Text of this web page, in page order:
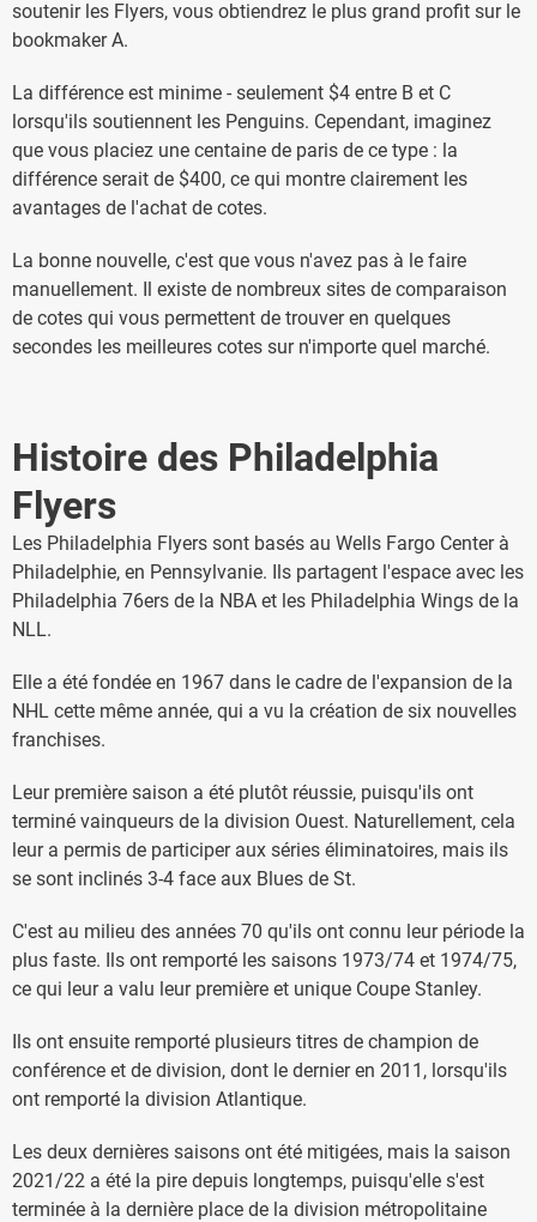
soutenir les Flyers, vous obtiendrez le plus grand profit sur le
bookmaker A.
La différence est minime - seulement $4 entre B et C
lorsqu'ils soutiennent les Penguins. Cependant, imaginez
que vous placiez une centaine de paris de ce type : la
différence serait de $400, ce qui montre clairement les
avantages de l'achat de cotes.
La bonne nouvelle, c'est que vous n'avez pas à le faire
manuellement. Il existe de nombreux sites de comparaison
de cotes qui vous permettent de trouver en quelques
secondes les meilleures cotes sur n'importe quel marché.
Histoire des Philadelphia
Flyers
Les Philadelphia Flyers sont basés au Wells Fargo Center à
Philadelphie, en Pennsylvanie. Ils partagent l'espace avec les
Philadelphia 76ers de la NBA et les Philadelphia Wings de la
NLL.
Elle a été fondée en 1967 dans le cadre de l'expansion de la
NHL cette même année, qui a vu la création de six nouvelles
franchises.
Leur première saison a été plutôt réussie, puisqu'ils ont
terminé vainqueurs de la division Ouest. Naturellement, cela
leur a permis de participer aux séries éliminatoires, mais ils
se sont inclinés 3-4 face aux Blues de St.
C'est au milieu des années 70 qu'ils ont connu leur période la
plus faste. Ils ont remporté les saisons 1973/74 et 1974/75,
ce qui leur a valu leur première et unique Coupe Stanley.
Ils ont ensuite remporté plusieurs titres de champion de
conférence et de division, dont le dernier en 2011, lorsqu'ils
ont remporté la division Atlantique.
Les deux dernières saisons ont été mitigées, mais la saison
2021/22 a été la pire depuis longtemps, puisqu'elle s'est
terminée à la dernière place de la division métropolitaine